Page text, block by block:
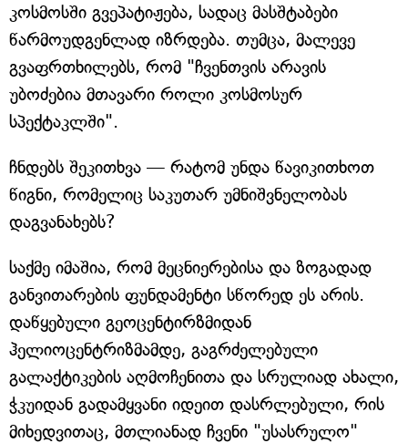
კოსმოსში გვეპატიჟება, სადაც მასშტაბები
წარმოუდგენლად იზრდება. თუმცა, მალევე
გვაფრთხილებს, რომ "ჩვენთვის არავის
უბოძებია მთავარი როლი კოსმოსურ
სპექტაკლში".
ჩნდებს შეკითხვა — რატომ უნდა წავიკითხოთ
წიგნი, რომელიც საკუთარ უმნიშვნელობას
დაგვანახებს?
საქმე იმაშია, რომ მეცნიერებისა და ზოგადად
განვითარების ფუნდამენტი სწორედ ეს არის.
დაწყებული გეოცენტირზმიდან
ჰელიოცენტრიზმამდე, გაგრძელებული
გალაქტიკების აღმოჩენითა და სრულიად ახალი,
ჭკუიდან გადამყვანი იდეით დასრლებული, რის
მიხედვითაც, მთლიანად ჩვენი "უსასრულო"